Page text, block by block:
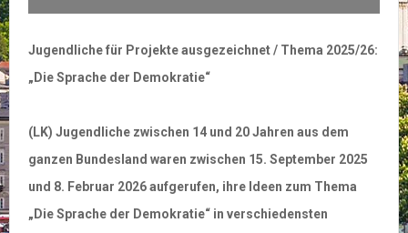
Jugendliche für Projekte ausgezeichnet / Thema 2025/26:
„Die Sprache der Demokratie“
(LK) Jugendliche zwischen 14 und 20 Jahren aus dem
ganzen Bundesland waren zwischen 15. September 2025
und 8. Februar 2026 aufgerufen, ihre Ideen zum Thema
„Die Sprache der Demokratie“ in verschiedensten